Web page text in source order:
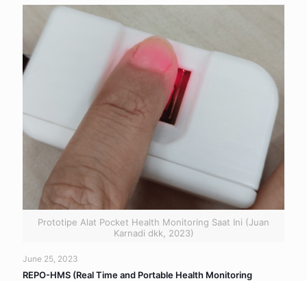
Prototipe Alat Pocket Health Monitoring Saat Ini (Juan
Karnadi dkk, 2023)
June 25, 2023
REPO-HMS (Real Time and Portable Health Monitoring